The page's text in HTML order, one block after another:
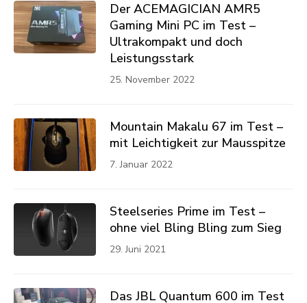
Der ACEMAGICIAN AMR5
Gaming Mini PC im Test –
Ultrakompakt und doch
Leistungsstark
25. November 2022
Mountain Makalu 67 im Test –
mit Leichtigkeit zur Mausspitze
7. Januar 2022
Steelseries Prime im Test –
ohne viel Bling Bling zum Sieg
29. Juni 2021
Das JBL Quantum 600 im Test